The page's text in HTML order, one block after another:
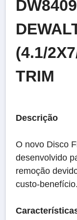
(4.1/
TRIM
Descrição
O novo Disco
desenvolvido
remoção
custo-benefício.